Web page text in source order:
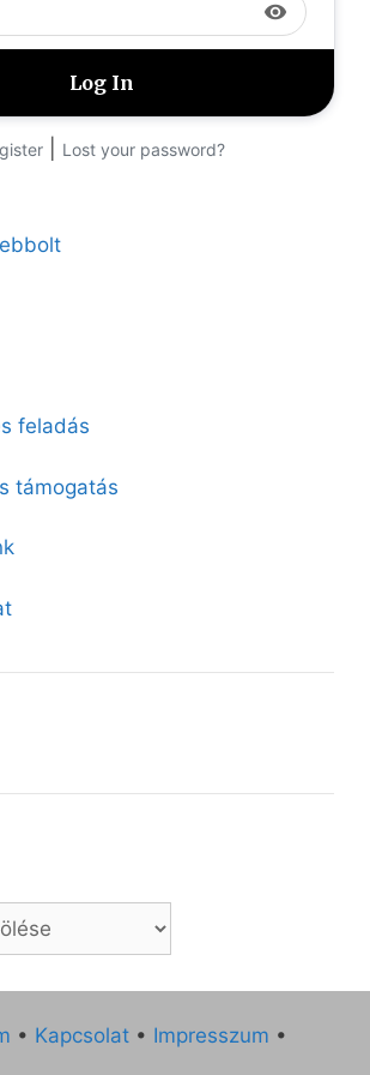
visibility
Lost your password?
feladás
támogatás
• Kapcsolat • Impresszum •